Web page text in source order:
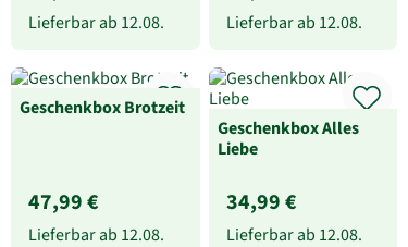
Lieferbar ab 12.08. Lieferbar ab 12.08.
Geschenkbox Brotzeit
47,99 €
Lieferbar ab 12.08.
Geschenkbox Alles
Liebe
34,99 €
Lieferbar ab 12.08.